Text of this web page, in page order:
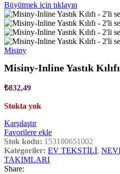
Büyütmek için tıklayın
Misiny
Misiny-Inline Yastık
₺832,49
Stokta yok
Karşılaştır
Favorilere ekle
Stok kodu: 153100651002
Kategoriler: EV TEKSTİLİ,
TAKIMLARI
Share: